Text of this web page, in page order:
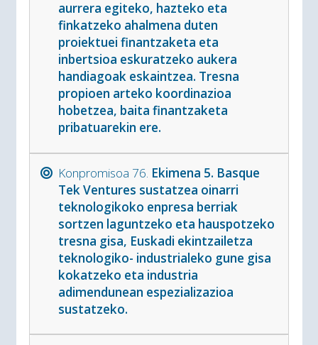
aurrera egiteko, hazteko eta
finkatzeko ahalmena duten
proiektuei finantzaketa eta
inbertsioa eskuratzeko aukera
handiagoak eskaintzea. Tresna
propioen arteko koordinazioa
hobetzea, baita finantzaketa
pribatuarekin ere.
Konpromisoa 76. Ekimena 5. Basque
Tek Ventures sustatzea oinarri
teknologikoko enpresa berriak
sortzen laguntzeko eta hauspotzeko
tresna gisa, Euskadi ekintzailetza
teknologiko- industrialeko gune gisa
kokatzeko eta industria
adimendunean espezializazioa
sustatzeko.